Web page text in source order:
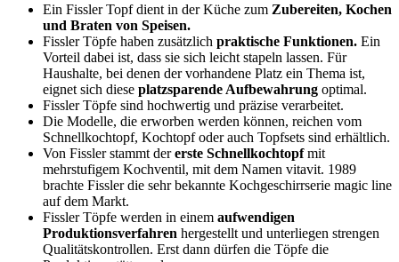
Ein Fissler Topf dient in der Küche zum Zubereiten, Kochen
und Braten von Speisen.
Fissler Töpfe haben zusätzlich praktische Funktionen. Ein
Vorteil dabei ist, dass sie sich leicht stapeln lassen. Für
Haushalte, bei denen der vorhandene Platz ein Thema ist,
eignet sich diese platzsparende Aufbewahrung optimal.
Fissler Töpfe sind hochwertig und präzise verarbeitet.
Die Modelle, die erworben werden können, reichen vom
Schnellkochtopf, Kochtopf oder auch Topfsets sind erhältlich.
Von Fissler stammt dererste Schnellkochtopfmit
mehrstufigem Kochventil, mit dem Namen vitavit. 1989
brachte Fissler die sehr bekannte Kochgeschirrserie magic line
auf dem Markt.
Fissler Töpfe werden in einem aufwendigen
Produktionsverfahren hergestellt und unterliegen strengen
Qualitätskontrollen. Erst dann dürfen die Töpfe die